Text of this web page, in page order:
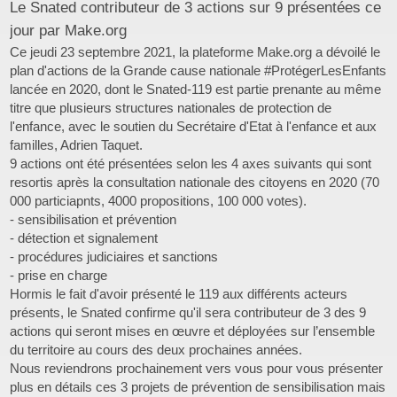
Le Snated contributeur de 3 actions sur 9 présentées ce
jour par Make.org
Ce jeudi 23 septembre 2021, la plateforme Make.org a dévoilé le
plan d'actions de la Grande cause nationale #ProtégerLesEnfants
lancée en 2020, dont le Snated-119 est partie prenante au même
titre que plusieurs structures nationales de protection de
l'enfance, avec le soutien du Secrétaire d'Etat à l'enfance et aux
familles, Adrien Taquet.
9 actions ont été présentées selon les 4 axes suivants qui sont
resortis après la consultation nationale des citoyens en 2020 (70
000 particiapnts, 4000 propositions, 100 000 votes).
- sensibilisation et prévention
- détection et signalement
- procédures judiciaires et sanctions
- prise en charge
Hormis le fait d'avoir présenté le 119 aux différents acteurs
présents, le Snated confirme qu'il sera contributeur de 3 des 9
actions qui seront mises en œuvre et déployées sur l’ensemble
du territoire au cours des deux prochaines années.
Nous reviendrons prochainement vers vous pour vous présenter
plus en détails ces 3 projets de prévention de sensibilisation mais